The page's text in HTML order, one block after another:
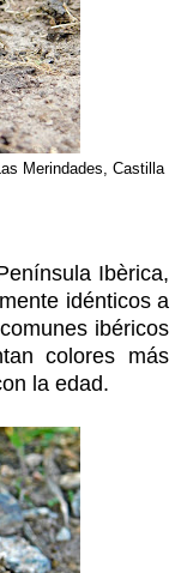
Merindades, Castilla
Ibèrica,
idénticos a
ibéricos
colores más
la edad.